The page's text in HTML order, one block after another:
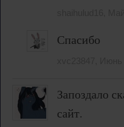
Спасибо
Запоздало
сайт.